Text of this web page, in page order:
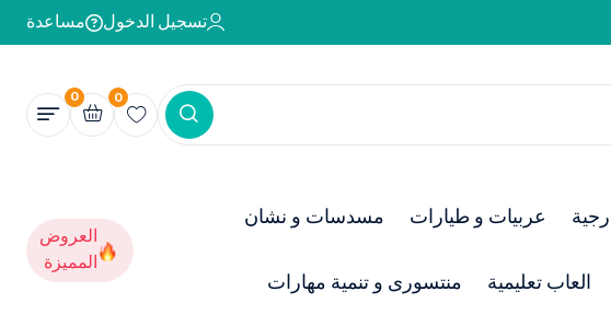
تسجيل الدخول مساعدة
0
0
عربيات و طيارات مسدسات و نشان
العاب تعليمية منتسورى و تنمية مهارات
العروض
المميزة